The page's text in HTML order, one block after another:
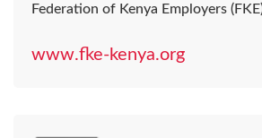
Federation of Kenya Employers
www.fke-kenya.org